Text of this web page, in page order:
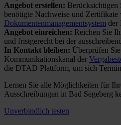
Angebot erstellen: Berücksichtigen
benötigte Nachweise und Zertifikate
Dokumentenmanagementsystem der
Angebot einreichen: Reichen Sie
und fristgerecht bei der
In Kontakt bleiben: Überprüfen
Kommunikationskanal der
die DTAD Plattform, um sich
Lernen Sie alle Möglichkeiten für
Ausschreibungen in Bad Segeberg
Unverbindlich testen